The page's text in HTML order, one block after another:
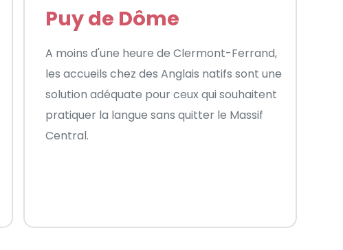
Puy de Dôme
A moins d'une heure de Clermont-Ferrand,
les accueils chez des Anglais natifs sont une
solution adéquate pour ceux qui souhaitent
pratiquer la langue sans quitter le Massif
Central.